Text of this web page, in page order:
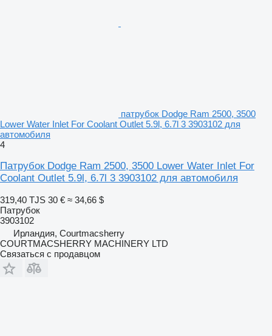
патрубок Dodge Ram 2500, 3500
Lower Water Inlet For Coolant Outlet 5.9l, 6.7l 3 3903102 для
автомобиля
4
Патрубок Dodge Ram 2500, 3500 Lower Water Inlet For
Coolant Outlet 5.9l, 6.7l 3 3903102 для автомобиля
319,40 TJS 30 € ≈ 34,66 $
Патрубок
3903102
Ирландия, Courtmacsherry
COURTMACSHERRY MACHINERY LTD
Связаться с продавцом